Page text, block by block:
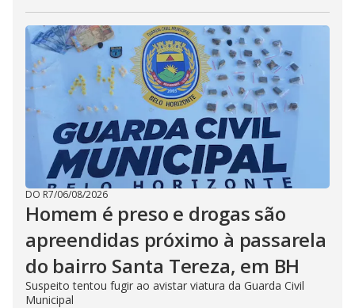
DO R7/06/08/2026
Homem é preso e drogas são
apreendidas próximo à passarela
do bairro Santa Tereza, em BH
Suspeito tentou fugir ao avistar viatura da Guarda Civil
Municipal